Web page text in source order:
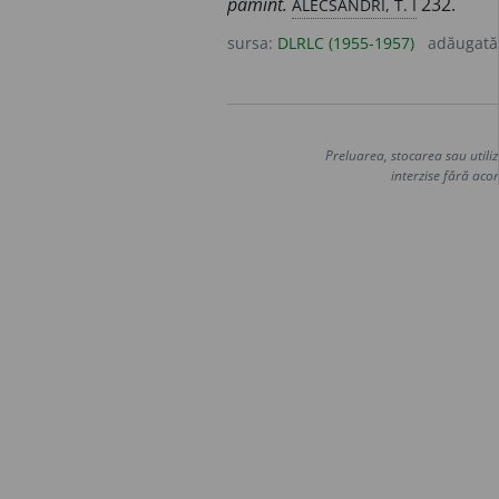
sursa: DLRLC (1955-1957) adăugată
Preluarea, stocarea sau
interzise fără